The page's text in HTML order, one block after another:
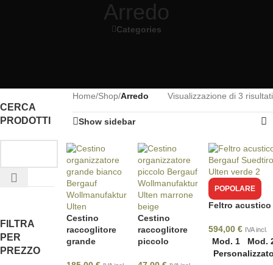
Arredo
Categories
CERCA
PRODOTTI
FILTRA
PER
PREZZO
Home/Shop/Arredo Visualizzazione di 3 risultati
Show sidebar
Cestino
raccoglitore
grande
Cestino
raccoglitore
piccolo
POPOLARE
Feltro acustico
594,00 € IVA incl.
Mod. 1
Mod.